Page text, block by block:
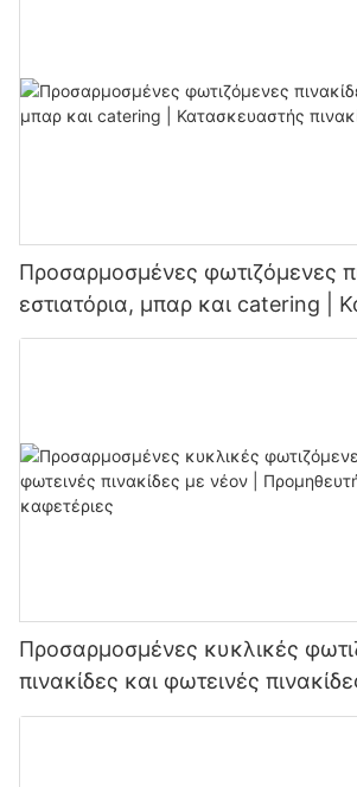
Προσαρμοσμένες φωτιζόμενες
εστιατόρια, μπαρ και catering |
πινακίδων LED
Προσαρμοσμένες κυκλικές
πινακίδες και φωτεινές
Προμηθευτής φώτων νέον για